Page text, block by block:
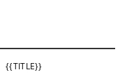
{{TITLE}}